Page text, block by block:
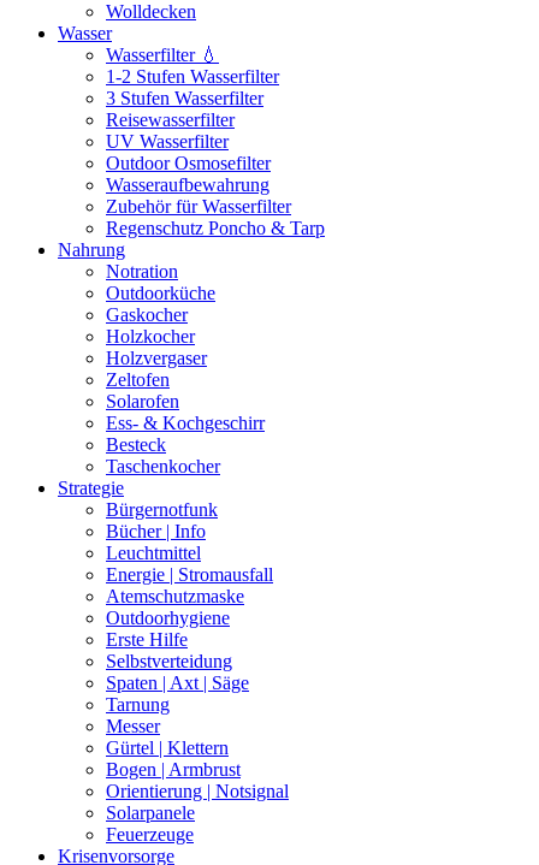
Wolldecken
Wasser
Wasserfilter 💧
1-2 Stufen Wasserfilter
3 Stufen Wasserfilter
Reisewasserfilter
UV Wasserfilter
Outdoor Osmosefilter
Wasseraufbewahrung
Zubehör für Wasserfilter
Regenschutz Poncho & Tarp
Nahrung
Notration
Outdoorküche
Gaskocher
Holzkocher
Holzvergaser
Zeltofen
Solarofen
Ess- & Kochgeschirr
Besteck
Taschenkocher
Strategie
Bürgernotfunk
Bücher | Info
Leuchtmittel
Energie | Stromausfall
Atemschutzmaske
Outdoorhygiene
Erste Hilfe
Selbstverteidung
Spaten | Axt | Säge
Tarnung
Messer
Gürtel | Klettern
Bogen | Armbrust
Orientierung | Notsignal
Solarpanele
Feuerzeuge
Krisenvorsorge